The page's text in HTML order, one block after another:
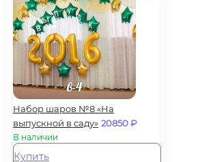
Набор шаров №8 «На
выпускной в саду» 20850₽
В наличии
Купить